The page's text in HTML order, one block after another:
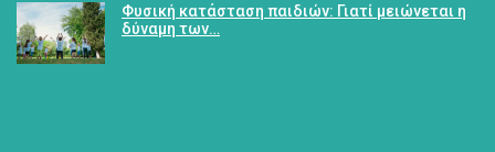
Φυσική κατάσταση παιδιών: Γιατί μειώνεται η
δύναμη των…